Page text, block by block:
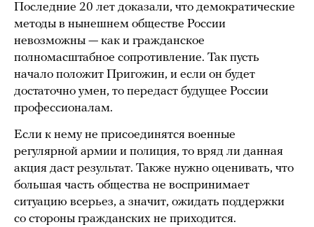
Последние 20 лет доказали, что демократические
методы в нынешнем обществе России
невозможны — как и гражданское
полномасштабное сопротивление. Так пусть
начало положит Пригожин, и если он будет
достаточно умен, то передаст будущее России
профессионалам.
Если к нему не присоединятся военные
регулярной армии и полиция, то вряд ли данная
акция даст результат. Также нужно оценивать, что
большая часть общества не воспринимает
ситуацию всерьез, а значит, ожидать поддержки
со стороны гражданских не приходится.